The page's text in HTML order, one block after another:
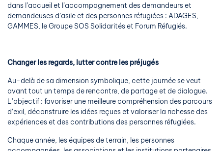
dans l’accueil et l’accompagnement des demandeurs et
demandeuses d’asile et des personnes réfugiées : ADAGES,
GAMMES, le Groupe SOS Solidarités et Forum Réfugiés.
Changer les regards, lutter contre les préjugés
Au-delà de sa dimension symbolique, cette journée se veut
avant tout un temps de rencontre, de partage et de dialogue.
L’objectif : favoriser une meilleure compréhension des parcours
d’exil, déconstruire les idées reçues et valoriser la richesse des
expériences et des contributions des personnes réfugiées.
Chaque année, les équipes de terrain, les personnes